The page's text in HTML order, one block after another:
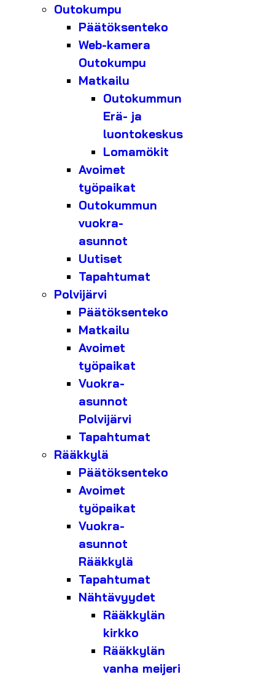
Outokumpu
Päätöksenteko
Web-kamera
Outokumpu
Matkailu
Outokummun
Erä- ja
luontokeskus
Lomamökit
Avoimet
työpaikat
Outokummun
vuokra-
asunnot
Uutiset
Tapahtumat
Polvijärvi
Päätöksenteko
Matkailu
Avoimet
työpaikat
Vuokra-
asunnot
Polvijärvi
Tapahtumat
Rääkkylä
Päätöksenteko
Avoimet
työpaikat
Vuokra-
asunnot
Rääkkylä
Tapahtumat
Nähtävyydet
Rääkkylän
kirkko
Rääkkylän
vanha meijeri